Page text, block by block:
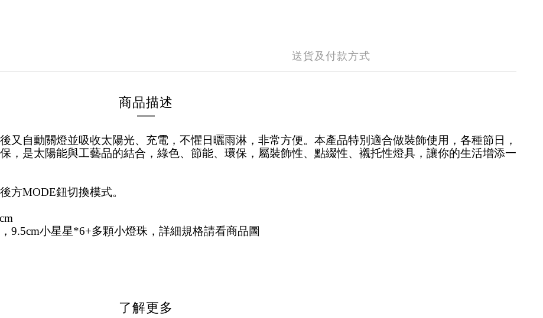
送貨及付款方式
商品描述
又自動關燈並吸收太陽光、充電，不懼日曬雨淋，非常方便。本產品特別適合做裝飾使用，各種節日，
，是太陽能與工藝品的結合，綠色、節能、環保，屬裝飾性、點綴性、襯托性燈具，讓你的生活增添一
方MODE鈕切換模式。
9.5cm小星星*6+多顆小燈珠，詳細規格請看商品圖
了解更多